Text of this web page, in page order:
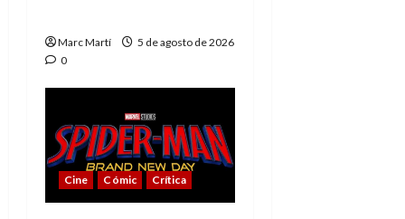
Marc Martí
5 de agosto de 2026
0
Cine Cómic Crítica